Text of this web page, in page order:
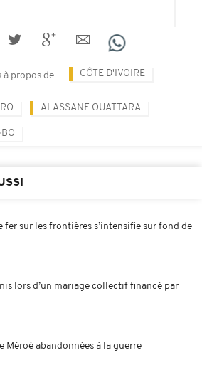
propos de CÔTE D'IVOIRE
ALASSANE OUATTARA
fer sur les frontières s’intensifie sur fond de
lors d’un mariage collectif financé par
Méroé abandonnées à la guerre